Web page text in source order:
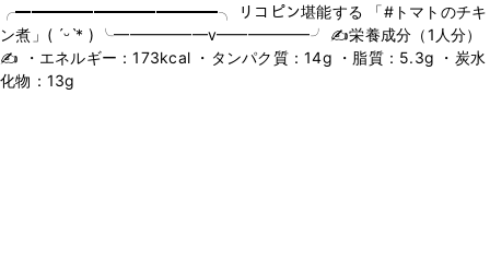
╭━━━━━━━━━━━━━╮ リコピン堪能する 「#トマトのチキ
ン煮」( ˊᵕˋ* ) ╰━━━━━━v━━━━━━╯ ✍️栄養成分（1人分）
✍️ ・エネルギー：173kcal ・タンパク質：14g ・脂質：5.3g ・炭水
化物：13g